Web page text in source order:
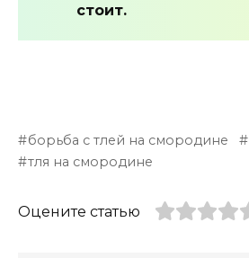
стоит.
борьба с тлей на смородине
тля на смородине
Оцените статью